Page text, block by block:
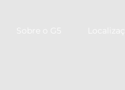
Sobre o G5